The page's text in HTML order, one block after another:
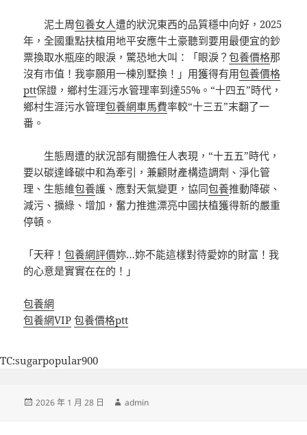
泥土周包養女人遭的狀況東西的品質穩中向好，2025
年，全國重點扶植用地平安應牛土豪聽到要用最便宜的鈔
票換取水瓶座的眼淚，驚恐地大叫：「眼淚？包養價格那
沒有市值！我寧願用一棟別墅換！」用獲得有用包養價格
ptt保證，鄉村生涯污水管理率到達55%。“十四五”時代，
鄉村生涯污水管理包養網車馬費率較“十三五”末翻了一
番。
生態周遭的狀況部有關擔任人表現，“十五五”時代，
要以碳達峰碳中和為牽引，兼顧財產構造調劑、淨化管
理、生態維包養護、應對天氣變更，協同包養推動降碳、
減污、擴綠、增加，奮力推進漂亮中國扶植獲得新的嚴重
停頓。
「天秤！包養網評價妳…妳不能這樣對待愛妳的財富！我
的心意是實實在在的！」
包養網
包養網VIP 包養價格ptt
TC:sugarpopular900
發
2026 年 1 月 28 日
作
admin